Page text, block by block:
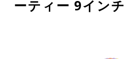
ーティー 9インチ